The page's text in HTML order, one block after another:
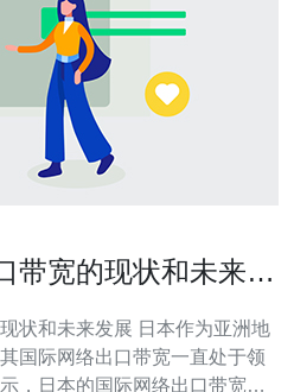
带宽的现状和未来发
发展 日本作为亚洲地
国际网络出口带宽一直处于领
，日本的国际网络出口带宽已